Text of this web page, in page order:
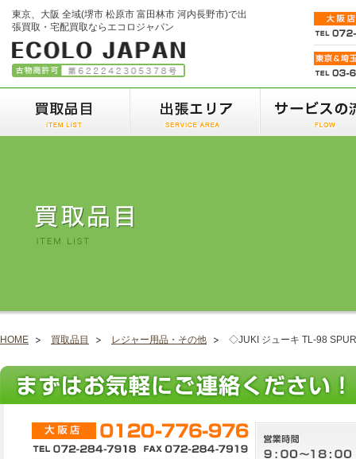
東京、大阪 全域(堺市 松原市 富田林市 河内長野市)で出
張買取・宅配買取ならエコロジャパン
HOME 買取品目 レジャー用品・その他 ◇JUKI ジューキ TL-98